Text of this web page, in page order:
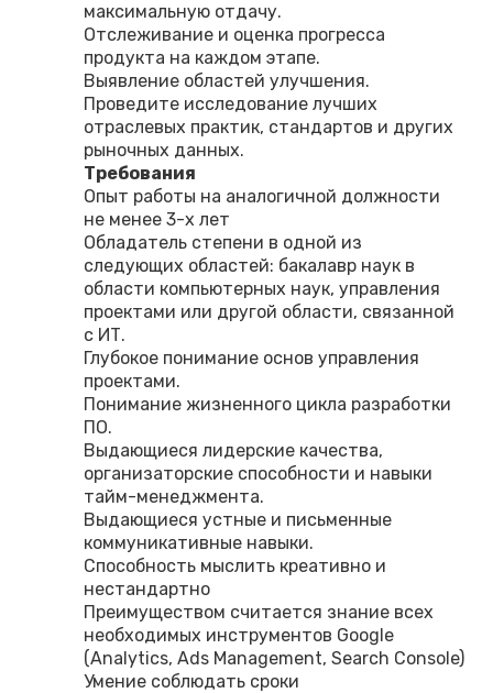
максимальную отдачу.
Отслеживание и оценка прогресса
продукта на каждом этапе.
Выявление областей улучшения.
Проведите исследование лучших
отраслевых практик, стандартов и других
рыночных данных.
Требования
Опыт работы на аналогичной должности
не менее 3-х лет
Обладатель степени в одной из
следующих областей: бакалавр наук в
области компьютерных наук, управления
проектами или другой области, связанной
с ИТ.
Глубокое понимание основ управления
проектами.
Понимание жизненного цикла разработки
ПО.
Выдающиеся лидерские качества,
организаторские способности и навыки
тайм-менеджмента.
Выдающиеся устные и письменные
коммуникативные навыки.
Способность мыслить креативно и
нестандартно
Преимуществом считается знание всех
необходимых инструментов Google
(Analytics, Ads Management, Search Console)
Умение соблюдать сроки